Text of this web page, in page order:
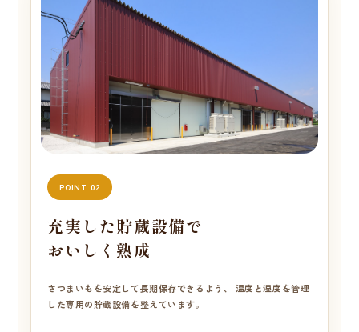
POINT 02
充実した貯蔵設備で
おいしく熟成
さつまいもを安定して長期保存できるよう、 温度と湿度を管理
した専用の貯蔵設備を整えています。